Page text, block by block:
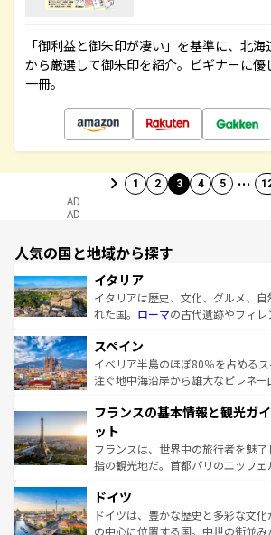
「御利益と御朱印が凄い」を基準に、北
から厳選して御朱印を紹介。ビギナーに優
一冊。
1 2 3 4 5 …
AD
AD
人気の国と地域から探す
イタリア
イタリアは歴史、文化、グルメ、
れた国。 ローマの古代遺跡やフィ
ろん、トスカーナの美しい田園風景
景など、自然景観も見逃せない。
ピザやパスタなど、絶品のイタリ
ませてくれるイタリアで、忘れられ
なお、新着のイタリア情報は
しい。
スペイン
イベリア半島のほぼ80％を占める
注ぐ地中海沿岸から雄大なピレネ
文化が根付くこの国では、情熱的な
れる闘牛、そして美味しいタパスが
る。首都マドリードの洗練された
アートに溢れた街角から、地方で
せる。地方によって風土や気候が異
性で訪れる人を
ンテンツ一覧を参照してほしい。
フランスの基本情報と観光ガ
ット
フランスは、世界中の旅行者を魅
指の観光地だ。首都パリのエッフ
で、幅広い魅力が詰まっている。華
聖堂、美しいビーチ、そして豊か
から魅了する。また、フランスは
ドイツ
ドイツは、豊かな歴史と多彩な文
の中心に位置する国。中世の街並